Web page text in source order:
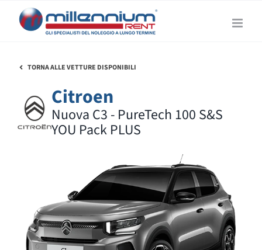
TORNA ALLE VETTURE DISPONIBILI
Citroen
Nuova C3 - PureTech 100 S&S
YOU Pack PLUS